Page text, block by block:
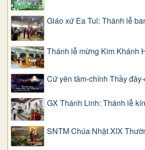
Giáo xứ Ea Tul: Thánh lễ
Thánh lễ mừng Kim Khánh
Cứ yên tâm-chính Thầy
GX Thánh Linh: Thánh lễ
SNTM Chúa Nhật XIX